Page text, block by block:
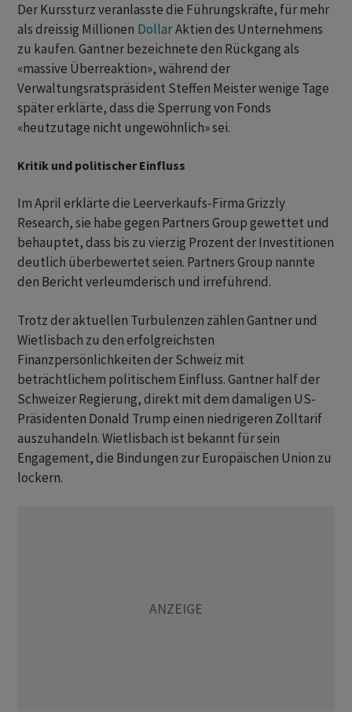
Der Kurssturz veranlasste die Führungskräfte, für mehr
als dreissig Millionen DollarAktien des Unternehmens
zu kaufen. Gantner bezeichnete den Rückgang als
«massive Überreaktion», während der
Verwaltungsratspräsident Steffen Meister wenige Tage
später erklärte, dass die Sperrung von Fonds
«heutzutage nicht ungewöhnlich» sei.
Kritik und politischer Einfluss
Im April erklärte die Leerverkaufs-Firma Grizzly
Research, sie habe gegen Partners Group gewettet und
behauptet, dass bis zu vierzig Prozent der Investitionen
deutlich überbewertet seien. Partners Group nannte
den Bericht verleumderisch und irreführend.
Trotz der aktuellen Turbulenzen zählen Gantner und
Wietlisbach zu den erfolgreichsten
Finanzpersönlichkeiten der Schweiz mit
beträchtlichem politischem Einfluss. Gantner half der
Schweizer Regierung, direkt mit dem damaligen US-
Präsidenten Donald Trump einen niedrigeren Zolltarif
auszuhandeln. Wietlisbach ist bekannt für sein
Engagement, die Bindungen zur Europäischen Union zu
lockern.